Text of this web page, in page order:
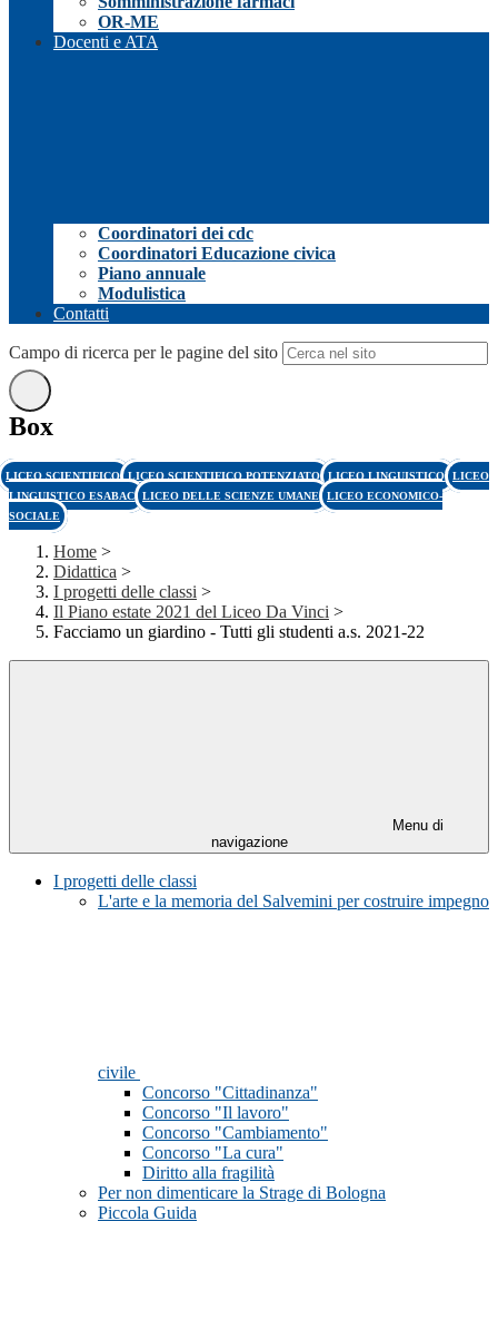
OR-ME
Docenti e ATA
Coordinatori dei cdc
Coordinatori Educazione civica
Piano annuale
Modulistica
Contatti
Campo di ricerca per le pagine del sito
Box
LICEO SCIENTIFICO LICEO SCIENTIFICO POTENZIATO LICEO LINGUISTICO LICEO
LINGUISTICO ESABAC LICEO DELLE SCIENZE UMANE LICEO ECONOMICO-
SOCIALE
Home >
Didattica >
I progetti delle classi >
Il Piano estate 2021 del Liceo Da Vinci >
Facciamo un giardino - Tutti gli studenti a.s. 2021-22
Menu di
navigazione
I progetti delle classi
L'arte e la memoria del Salvemini per costruire impegno
civile
Concorso "Cittadinanza"
Concorso "Il lavoro"
Concorso "Cambiamento"
Concorso "La cura"
Diritto alla fragilità
Per non dimenticare la Strage di Bologna
Piccola Guida